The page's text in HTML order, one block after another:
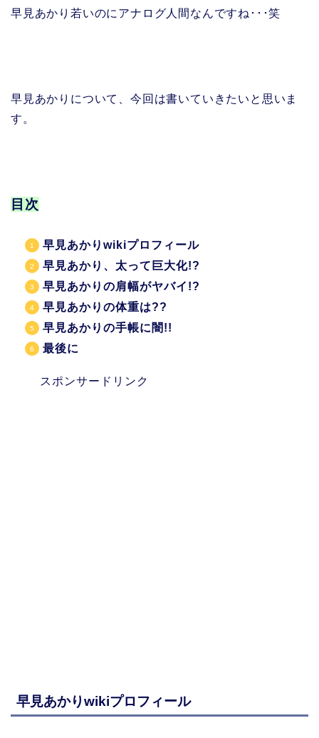
早見あかり若いのにアナログ人間なんですね･･･笑
早見あかりについて、今回は書いていきたいと思いま
す。
目次
早見あかりwikiプロフィール
早見あかり、太って巨大化!?
早見あかりの肩幅がヤバイ!?
早見あかりの体重は??
早見あかりの手帳に闇!!
最後に
スポンサードリンク
早見あかりwikiプロフィール